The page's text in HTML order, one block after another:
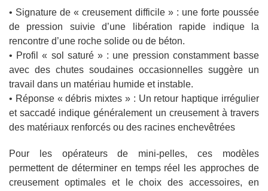
• Signature de « creusement difficile » : une forte poussée
de pression suivie d’une libération rapide indique la
rencontre d’une roche solide ou de béton.
• Profil « sol saturé » : une pression constamment basse
avec des chutes soudaines occasionnelles suggère un
travail dans un matériau humide et instable.
• Réponse « débris mixtes » : Un retour haptique irrégulier
et saccadé indique généralement un creusement à travers
des matériaux renforcés ou des racines enchevêtrées
Pour les opérateurs de mini-pelles, ces modèles
permettent de déterminer en temps réel les approches de
creusement optimales et le choix des accessoires, en